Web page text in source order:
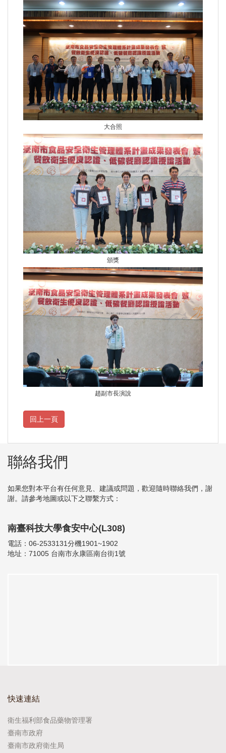
大合照
頒獎
趙副市長演說
聯絡我們
如果您對本平台有任何意見、建議或問題，歡迎隨時聯絡我們，謝
謝。請參考地圖或以下之聯繫方式：
南臺科技大學食安中心(L308)
電話：06-2533131分機1901~1902
地址：71005 台南市永康區南台街1號
快速連結
衛生福利部食品藥物管理署
臺南市政府
臺南市政府衛生局